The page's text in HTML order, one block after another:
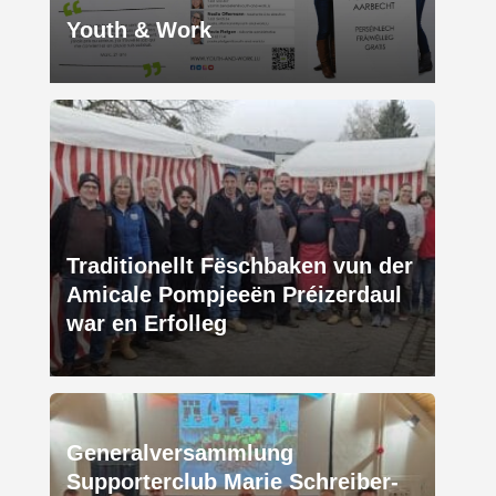
Youth & Work
Traditionellt Fëschbaken vun der
Amicale Pompjeeën Préizerdaul
war en Erfolleg
Generalversammlung
Supporterclub Marie Schreiber-